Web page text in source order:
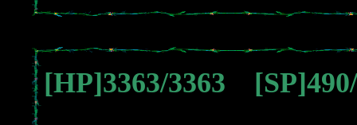
[HP]3363/3363